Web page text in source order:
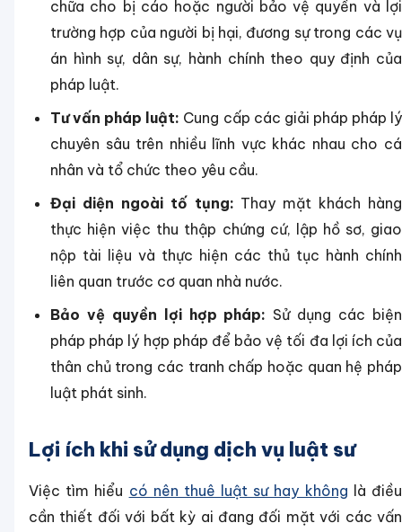
chữa cho bị cáo hoặc người bảo vệ quyền và lợi
trường hợp của người bị hại, đương sự trong các vụ
án hình sự, dân sự, hành chính theo quy định của
pháp luật.
Tư vấn pháp luật: Cung cấp các giải pháp pháp lý
chuyên sâu trên nhiều lĩnh vực khác nhau cho cá
nhân và tổ chức theo yêu cầu.
Đại diện ngoài tố tụng: Thay mặt khách hàng
thực hiện việc thu thập chứng cứ, lập hồ sơ, giao
nộp tài liệu và thực hiện các thủ tục hành chính
liên quan trước cơ quan nhà nước.
Bảo vệ quyền lợi hợp pháp: Sử dụng các biện
pháp pháp lý hợp pháp để bảo vệ tối đa lợi ích của
thân chủ trong các tranh chấp hoặc quan hệ pháp
luật phát sinh.
Lợi ích khi sử dụng dịch vụ luật sư
Việc tìm hiểu có nên thuê luật sư hay không là điều
cần thiết đối với bất kỳ ai đang đối mặt với các vấn